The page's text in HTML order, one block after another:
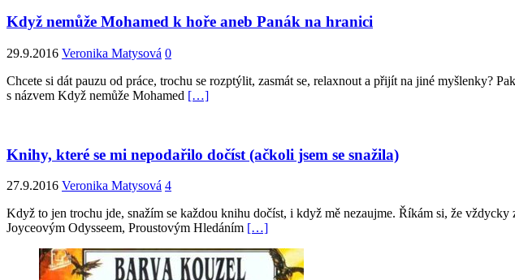
Když nemůže Mohamed k hoře aneb Panák na hranici
29.9.2016 Veronika Matysová 0
Chcete si dát pauzu od práce, trochu se rozptýlit, zasmát se, relaxnout a přijít na jiné myšlenky?
s názvem Když nemůže Mohamed […]
Knihy, které se mi nepodařilo dočíst (ačkoli jsem se snažila)
27.9.2016 Veronika Matysová 4
Když to jen trochu jde, snažím se každou knihu dočíst, i když mě nezaujme. Říkám si, že
Joyceovým Odysseem, Proustovým Hledáním […]